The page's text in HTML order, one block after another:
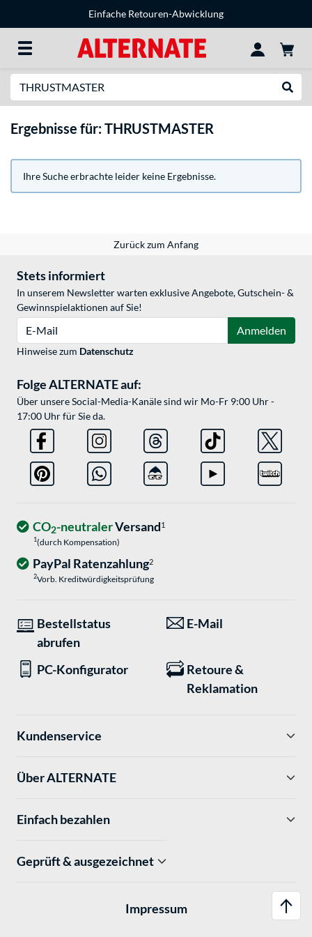
Einfache Retouren-Abwicklung
Ergebnisse für: THRUSTMASTER
Ihre Suche erbrachte leider keine Ergebnisse.
Zurück zum Anfang
Stets informiert
In unserem Newsletter warten exklusive Angebote, Gutschein- &
Gewinnspielaktionen auf Sie!
Anmelden
Hinweise zum Datenschutz
Folge ALTERNATE auf:
Über unsere Social-Media-Kanäle sind wir Mo-Fr 9:00 Uhr -
17:00 Uhr für Sie da.
CO2-neutralerVersand1
1(durch Kompensation)
PayPal Ratenzahlung2
2Vorb. Kreditwürdigkeitsprüfung
Bestellstatus
abrufen
E-Mail
PC-Konfigurator
Retoure &
Reklamation
Kundenservice
Über ALTERNATE
Einfach bezahlen
Geprüft & ausgezeichnet
Impressum